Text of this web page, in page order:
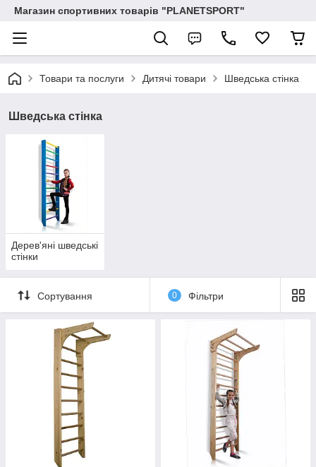
Магазин спортивних товарів "PLANETSPORT"
Товари та послуги Дитячі товари Шведська стінка
Шведська стінка
Дерев'яні шведські
стінки
Сортування 0 Фільтри